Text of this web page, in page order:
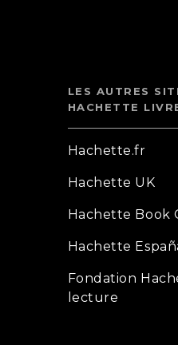
LES AUTRES
HACHETTE
Hachette.fr
Hachette UK
Hachette Book
Hachette
Fondation
lecture